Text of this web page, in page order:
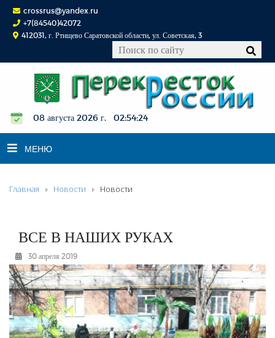
crossrus@yandex.ru
+7(84540)42072
412031, г. Ртищево Саратовской области, ул. Советская, 3
08 августа 2026 г. 02:54:25
МЕНЮ
НОВОСТИ
К СВЕДЕНИЮ
ФОТОРЕПОРТАЖИ
РЕКЛАМОДАТЕЛЯМ
ОБЪЯВЛЕНИЯ
КОНТАКТЫ
Главная Новости Новости
ВСЕ В НАШИХ РУКАХ
30 апреля 2019